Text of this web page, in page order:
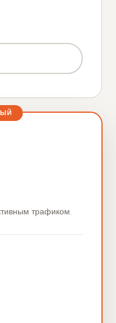
трафиком.